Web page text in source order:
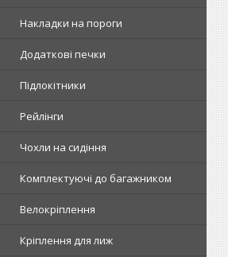
Накладки на пороги
Додаткові печки
Підлокітники
Рейлінги
Чохли на сидіння
Комплектуючі до багажником
Велокріплення
Кріплення для лиж